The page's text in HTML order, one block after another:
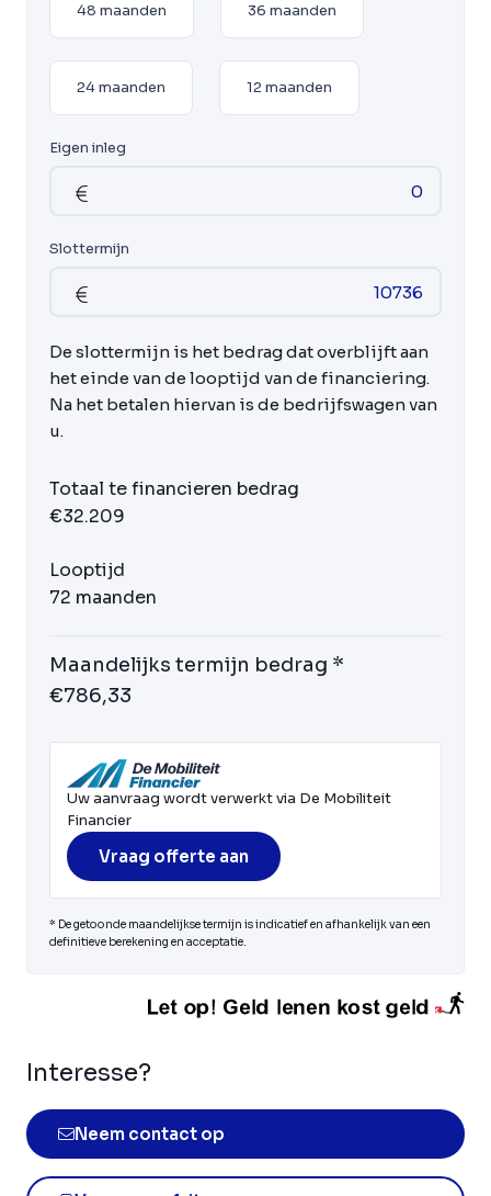
48 maanden 36 maanden
24 maanden 12 maanden
Eigen inleg
Slottermijn
De slottermijn is het bedrag dat overblijft aan
het einde van de looptijd van de financiering.
Na het betalen hiervan is de bedrijfswagen van
u.
Totaal te financieren bedrag
€32.209
Looptijd
72 maanden
Maandelijks termijn bedrag *
€786,33
Uw aanvraag wordt verwerkt via De Mobiliteit
Financier
Vraag offerte aan
* De getoonde maandelijkse termijn is indicatief en afhankelijk van een
definitieve berekening en acceptatie.
Interesse?
Neem contact op